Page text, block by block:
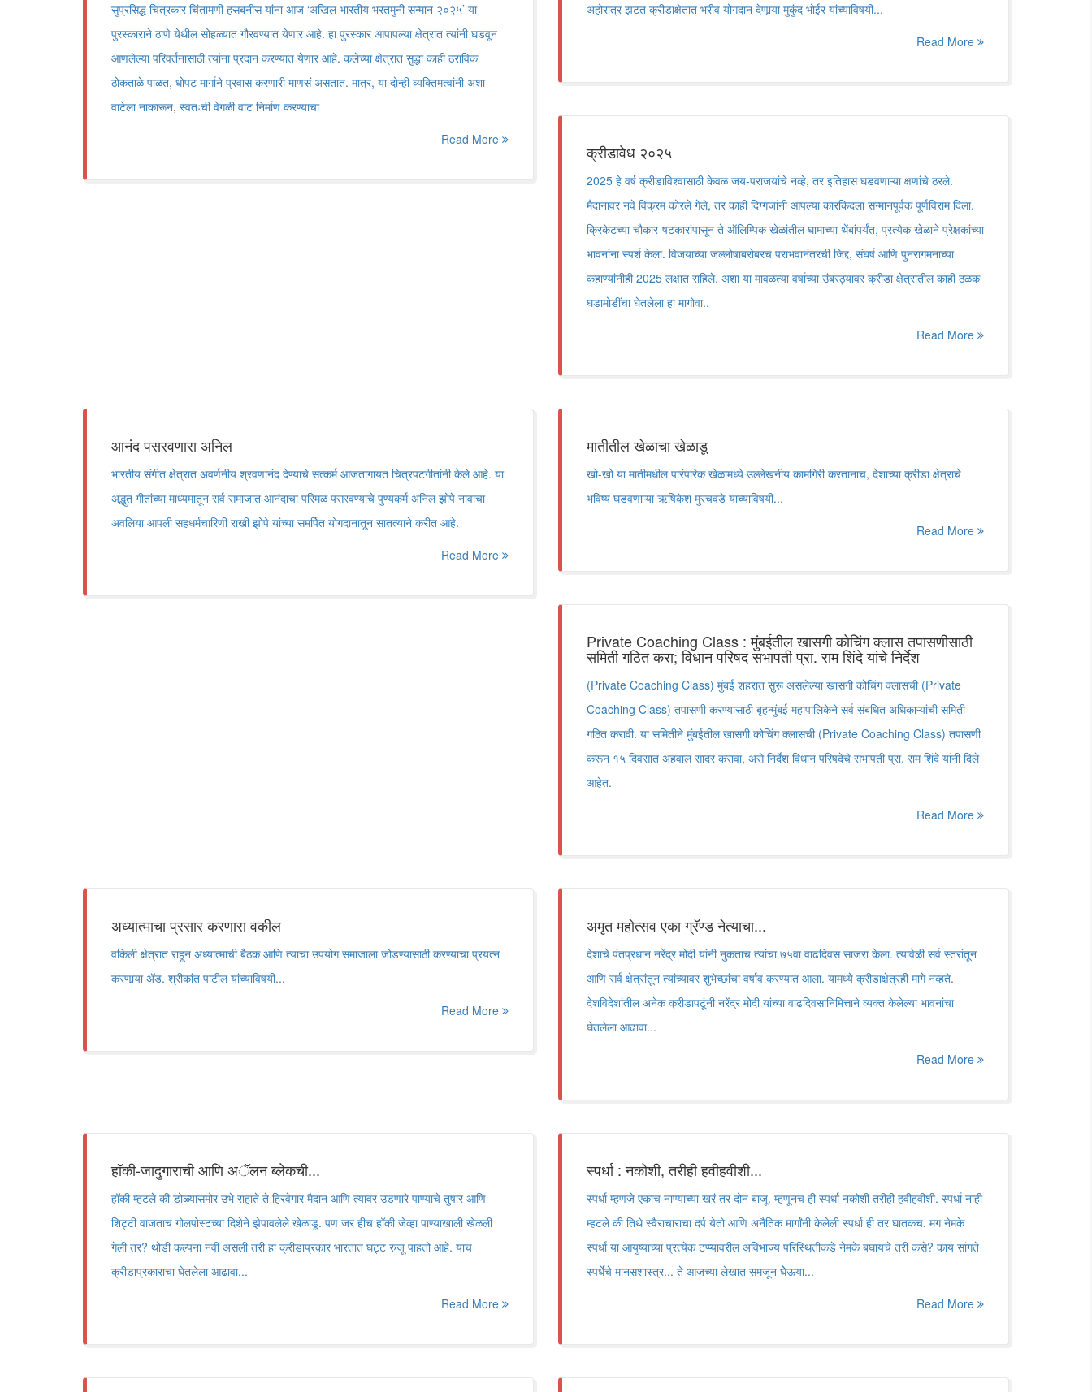
सुप्रसिद्ध चित्रकार चिंतामणी हसबनीस यांना आज ‘अखिल भारतीय भरतमुनी सन्मान २०२५’ या
पुरस्काराने ठाणे येथील सोहळ्यात गौरवण्यात येणार आहे. हा पुरस्कार आपापल्या क्षेत्रात त्यांनी घडवून
आणलेल्या परिवर्तनासाठी त्यांना प्रदान करण्यात येणार आहे. कलेच्या क्षेत्रात सुद्धा काही ठराविक
ठोकताळे पाळत, धोपट मार्गाने प्रवास करणारी माणसं असतात. मात्र, या दोन्ही व्यक्तिमत्वांनी अशा
वाटेला नाकारून, स्वतःची वेगळी वाट निर्माण करण्याचा
Read More
अहोरात्र झटत क्रीडाक्षेतात भरीव योगदान देणार्‍या मुकुंद भोईर यांच्याविषयी...
Read More
क्रीडावेध २०२५
2025 हे वर्ष क्रीडाविश्वासाठी केवळ जय-पराजयांचे नव्हे, तर इतिहास घडवणाऱ्या क्षणांचे ठरले.
मैदानावर नवे विक्रम कोरले गेले, तर काही दिग्गजांनी आपल्या कारकिदला सन्मानपूर्वक पूर्णविराम दिला.
क्रिकेटच्या चौकार-षटकारांपासून ते ऑलिम्पिक खेळांतील घामाच्या थेंबांपर्यंत, प्रत्येक खेळाने प्रेक्षकांच्या
भावनांना स्पर्श केला. विजयाच्या जल्लोषाबरोबरच पराभवानंतरची जिद्द, संघर्ष आणि पुनरागमनाच्या
कहाण्यांनीही 2025 लक्षात राहिले. अशा या मावळत्या वर्षाच्या उंबरठ्यावर क्रीडा क्षेत्रातील काही ठळक
घडामोडींचा घेतलेला हा मागोवा..
Read More
आनंद पसरवणारा अनिल
भारतीय संगीत क्षेत्रात अवर्णनीय श्रवणानंद देण्याचे सत्कर्म आजतागायत चित्रपटगीतांनी केले आहे. या
अद्भुत गीतांच्या माध्यमातून सर्व समाजात आनंदाचा परिमळ पसरवण्याचे पुण्यकर्म अनिल झोपे नावाचा
अवलिया आपली सहधर्मचारिणी राखी झोपे यांच्या समर्पित योगदानातून सातत्याने करीत आहे.
Read More
मातीतील खेळाचा खेळाडू
खो-खो या मातीमधील पारंपरिक खेळामध्ये उल्लेखनीय कामगिरी करतानाच, देशाच्या क्रीडा क्षेत्राचे
भविष्य घडवणाऱ्या ऋषिकेश मुरचवडे याच्याविषयी...
Read More
Private Coaching Class : मुंबईतील खासगी कोचिंग क्लास तपासणीसाठी
समिती गठित करा; विधान परिषद सभापती प्रा. राम शिंदे यांचे निर्देश
(Private Coaching Class) मुंबई शहरात सुरू असलेल्या खासगी कोचिंग क्लासची (Private
Coaching Class) तपासणी करण्यासाठी बृहन्मुंबई महापालिकेने सर्व संबधित अधिकाऱ्यांची समिती
गठित करावी. या समितीने मुंबईतील खासगी कोचिंग क्लासची (Private Coaching Class) तपासणी
करून १५ दिवसात अहवाल सादर करावा, असे निर्देश विधान परिषदेचे सभापती प्रा. राम शिंदे यांनी दिले
आहेत.
Read More
अध्यात्माचा प्रसार करणारा वकील
वकिली क्षेत्रात राहून अध्यात्माची बैठक आणि त्याचा उपयोग समाजाला जोडण्यासाठी करण्याचा प्रयत्न
करणार्‍या अ‍ॅड. श्रीकांत पाटील यांच्याविषयी...
Read More
अमृत महोत्सव एका ग्रॅण्ड नेत्याचा...
देशाचे पंतप्रधान नरेंद्र मोदी यांनी नुकताच त्यांचा ७५वा वाढदिवस साजरा केला. त्यावेळी सर्व स्तरांतून
आणि सर्व क्षेत्रांतून त्यांच्यावर शुभेच्छांचा वर्षाव करण्यात आला. यामध्ये क्रीडाक्षेत्रही मागे नव्हते.
देशविदेशांतील अनेक क्रीडापटूंनी नरेंद्र मोदी यांच्या वाढदिवसानिमित्ताने व्यक्त केलेल्या भावनांचा
घेतलेला आढावा...
Read More
हॉकी-जादुगाराची आणि अॅलन ब्लेकची...
हॉकी म्हटले की डोळ्यासमोर उभे राहाते ते हिरवेगार मैदान आणि त्यावर उडणारे पाण्याचे तुषार आणि
शिट्टी वाजताच गोलपोस्टच्या दिशेने झेपावलेले खेळाडू. पण जर हीच हॉकी जेव्हा पाण्याखाली खेळली
गेली तर? थोडी कल्पना नवी असली तरी हा क्रीडाप्रकार भारतात घट्ट रुजू पाहतो आहे. याच
क्रीडाप्रकाराचा घेतलेला आढावा...
Read More
स्पर्धा : नकोशी, तरीही हवीहवीशी...
स्पर्धा म्हणजे एकाच नाण्याच्या खरं तर दोन बाजू. म्हणूनच ही स्पर्धा नकोशी तरीही हवीहवीशी. स्पर्धा नाही
म्हटले की तिथे स्वैराचाराचा दर्प येतो आणि अनैतिक मार्गांनी केलेली स्पर्धा ही तर घातकच. मग नेमके
स्पर्धा या आयुष्याच्या प्रत्येक टप्प्यावरील अविभाज्य परिस्थितीकडे नेमके बघायचे तरी कसे? काय सांगते
स्पर्धेचे मानसशास्त्र... ते आजच्या लेखात समजून घेेऊया...
Read More